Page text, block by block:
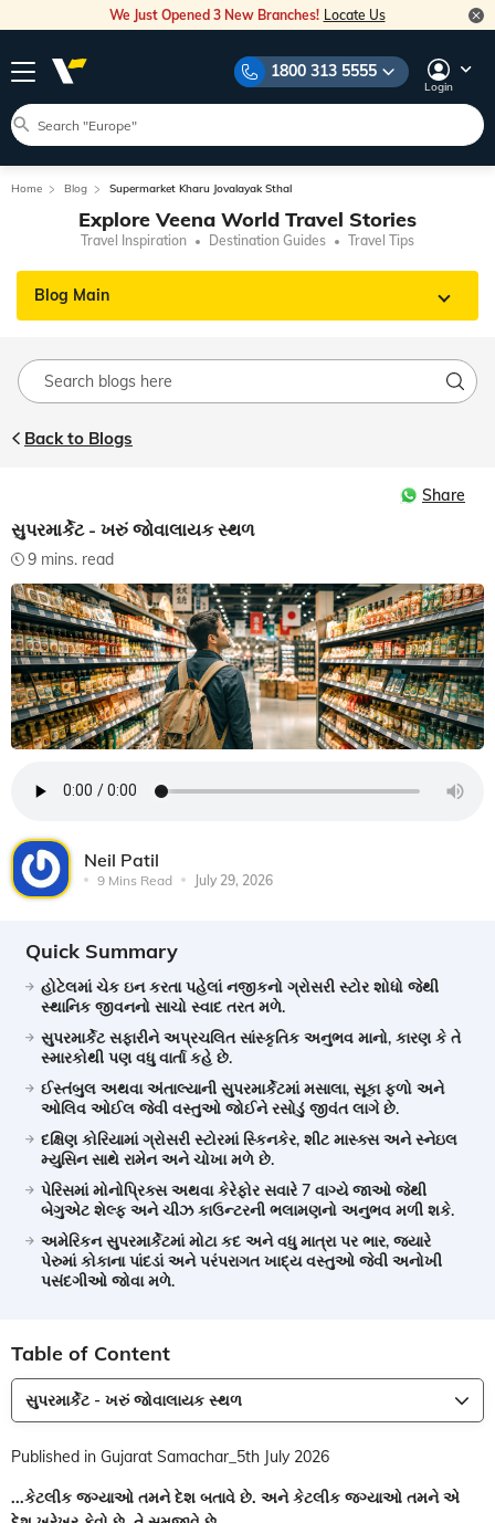
We Just Opened 3 New Branches! Locate Us
1800 313 5555
Login
Home Blog Supermarket Kharu Jovalayak Sthal
Explore Veena World Travel Stories
Travel Inspiration Destination Guides Travel Tips
Blog Main
Back to Blogs
Share
સુપરમાર્કેટ - ખરું જોવાલાયક સ્થળ
9 mins. read
Neil Patil
9 Mins Read July 29, 2026
Quick Summary
હોટેલમાં ચેક ઇન કરતા પહેલાં નજીકનો ગ્રોસરી સ્ટોર શોધો જેથી
સ્થાનિક જીવનનો સાચો સ્વાદ તરત મળે.
સુપરમાર્કેટ સફારીને અપ્રચલિત સાંસ્કૃતિક અનુભવ માનો, કારણ કે તે
સ્મારકોથી પણ વધુ વાર્તા કહે છે.
ઈસ્તંબુલ અથવા અંતાલ્યાની સુપરમાર્કેટમાં મસાલા, સૂકા ફળો અને
ઓલિવ ઓઈલ જેવી વસ્તુઓ જોઈને રસોડું જીવંત લાગે છે.
દક્ષિણ કોરિયામાં ગ્રોસરી સ્ટોરમાં સ્કિનકેર, શીટ માસ્ક્સ અને સ્નેઇલ
મ્યુસિન સાથે રામેન અને ચોખા મળે છે.
પેરિસમાં મોનોપ્રિક્સ અથવા કેરેફોર સવારે 7 વાગ્યે જાઓ જેથી
બેગુએટ શેલ્ફ અને ચીઝ કાઉન્ટરની ભલામણનો અનુભવ મળી શકે.
અમેરિકન સુપરમાર્કેટમાં મોટા કદ અને વધુ માત્રા પર ભાર, જ્યારે
પેરુમાં કોકાના પાંદડાં અને પરંપરાગત ખાદ્ય વસ્તુઓ જેવી અનોખી
પસંદગીઓ જોવા મળે.
Table of Content
સુપરમાર્કેટ - ખરું જોવાલાયક સ્થળ
Published in Gujarat Samachar_5th July 2026
...કેટલીક જગ્યાઓ તમને દેશ બતાવે છે. અને કેટલીક જગ્યાઓ તમને એ